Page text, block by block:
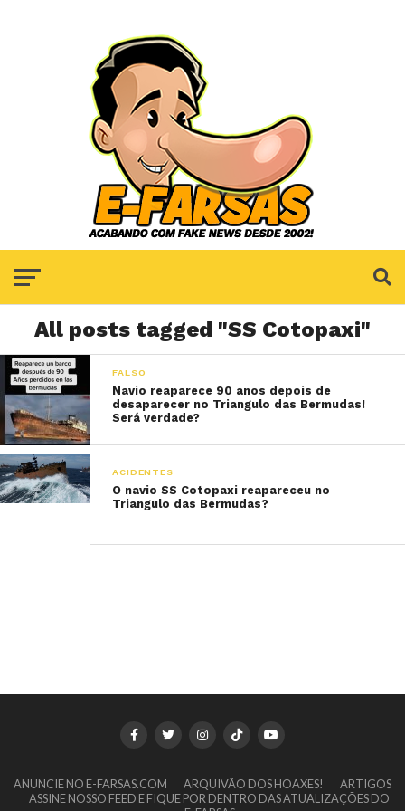
All posts tagged "SS Cotopaxi"
FALSO
Navio reaparece 90 anos depois de
desaparecer no Triangulo das Bermudas!
Será verdade?
ACIDENTES
O navio SS Cotopaxi reapareceu no
Triangulo das Bermudas?
ANUNCIE NO E-FARSAS.COM ARQUIVÃO DOS HOAXES!
ARTIGOS
ASSINE NOSSO FEED E FIQUE POR DENTRO DAS ATUALIZAÇÕES DO